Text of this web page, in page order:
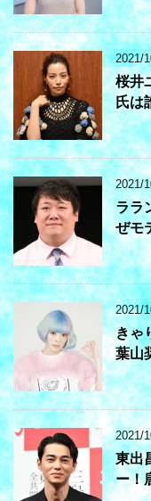
2021/
桜井
氏は
2021/
ララ
ぜモ
2021/
きゃ
葉山
2021/
東出
ー！